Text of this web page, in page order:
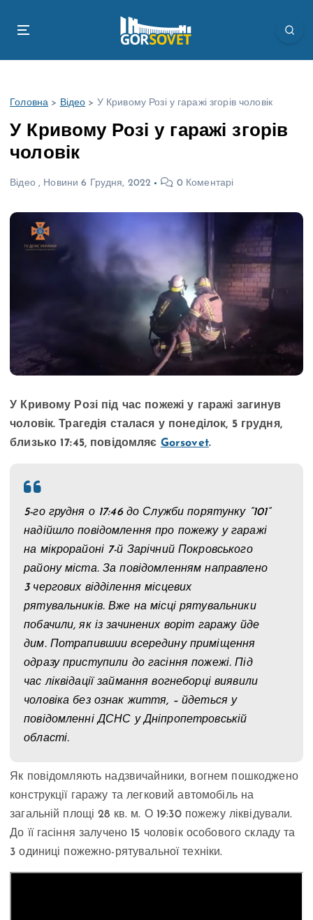
Головна > Відео > У Кривому Розі у гаражі згорів чоловік
У Кривому Розі у гаражі згорів
чоловік
Відео, Новини 6 Грудня, 2022 0 Коментарі
У Кривому Розі під час пожежі у гаражі загинув
чоловік. Трагедія сталася у понеділок, 5 грудня,
близько 17:45, повідомляє Gorsovet.
5-го грудня о 17:46 до Служби порятунку “101”
надійшло повідомлення про пожежу у гаражі
на мікрорайоні 7-й Зарічний Покровського
району міста. За повідомленням направлено
3 чергових відділення місцевих
рятувальників. Вже на місці рятувальники
побачили, як із зачинених воріт гаражу йде
дим. Потрапившии всередину приміщення
одразу приступили до гасіння пожежі. Під
час ліквідації займання вогнеборці виявили
чоловіка без ознак життя, – йдеться у
повідомленні ДСНС у Дніпропетровській
області.
Як повідомляють надзвичайники, вогнем пошкоджено
конструкції гаражу та легковий автомобіль на
загальній площі 28 кв. м. О 19:30 пожежу ліквідували.
До її гасіння залучено 15 чоловік особового складу та
3 одиниці пожежно-рятувальної техніки.